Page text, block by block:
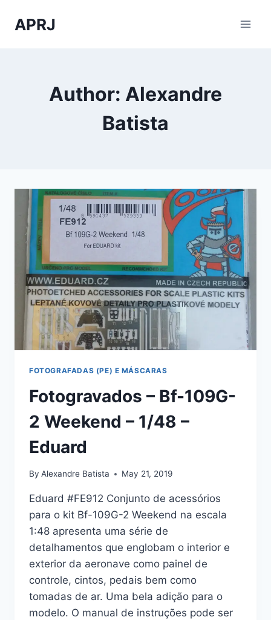
APRJ
Author: Alexandre
Batista
FOTOGRAFADAS (PE) E MÁSCARAS
Fotogravados – Bf-109G-
2 Weekend – 1/48 –
Eduard
By Alexandre Batista May 21, 2019
Eduard #FE912 Conjunto de acessórios
para o kit Bf-109G-2 Weekend na escala
1:48 apresenta uma série de
detalhamentos que englobam o interior e
exterior da aeronave como painel de
controle, cintos, pedais bem como
tomadas de ar. Uma bela adição para o
modelo. O manual de instruções pode ser